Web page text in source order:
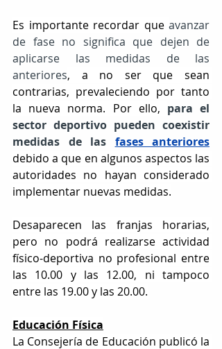
Es importante recordar que avanzar
de fase no significa que dejen de
aplicarse las medidas de las
anteriores, a no ser que sean
contrarias, prevaleciendo por tanto
la nueva norma. Por ello, para el
sector deportivo pueden coexistir
medidas de las fases anteriores
debido a que en algunos aspectos las
autoridades no hayan considerado
implementar nuevas medidas.
Desaparecen las franjas horarias,
pero no podrá realizarse actividad
físico-deportiva no profesional entre
las 10.00 y las 12.00, ni tampoco
entre las 19.00 y las 20.00.
Educación Física